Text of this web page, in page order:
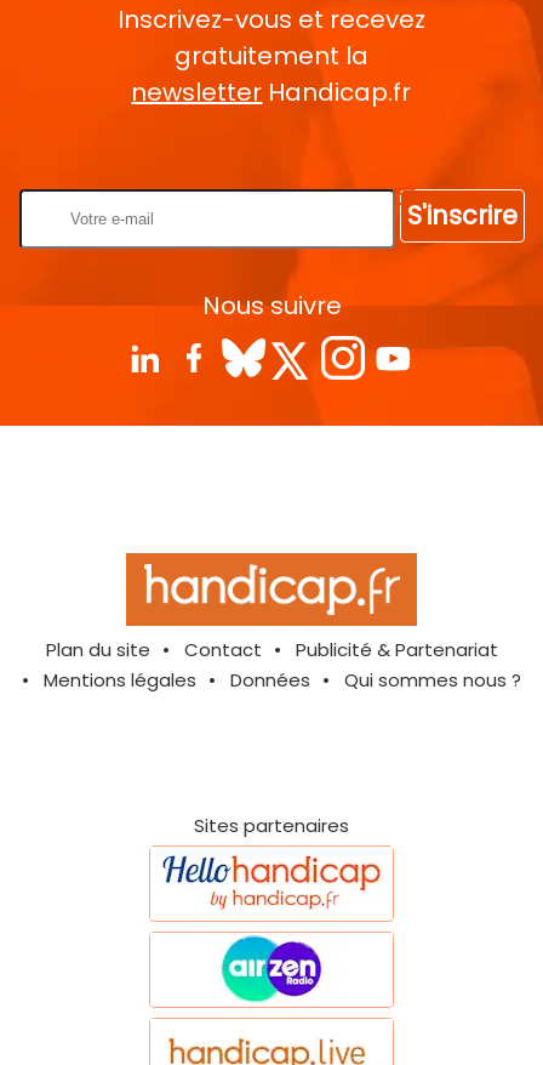
Inscrivez-vous et recevez
gratuitement la
newsletter Handicap.fr
S'inscrire
Nous suivre
Plan du site Contact
Publicité & Partenariat
Mentions légales
Données Qui sommes nous ?
Sites partenaires